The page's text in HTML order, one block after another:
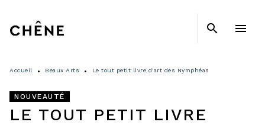
MENU
search menu
Accueil • Beaux Arts • Le tout petit livre d'art des Nymphéas
NOUVEAUTÉ
LE TOUT PETIT LIVRE